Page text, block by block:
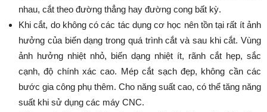
nhau, cắt theo đường thẳng hay đường cong bất kỳ.
Khi cắt, do không có các tác dụng cơ học nên tồn tại rất ít ảnh
hưởng của biến dạng trong quá trình cắt và sau khi cắt. Vùng
ảnh hưởng nhiệt nhỏ, biến dạng nhiệt ít, rãnh cắt hẹp, sắc
cạnh, độ chính xác cao. Mép cắt sạch đẹp, không cần các
bước gia công phụ thêm. Cho năng suất cao, có thể tăng năng
suất khi sử dụng các máy CNC.